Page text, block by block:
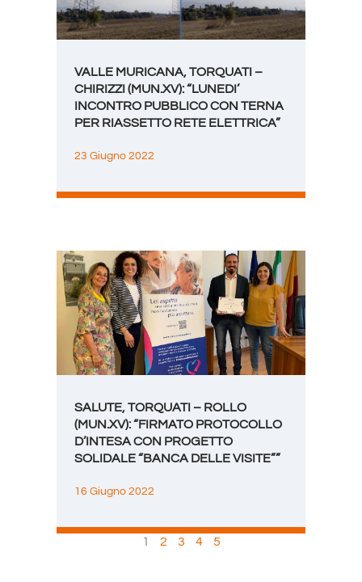
VALLE MURICANA, TORQUATI –
CHIRIZZI (MUN.XV): “LUNEDI’
INCONTRO PUBBLICO CON TERNA
PER RIASSETTO RETE ELETTRICA”
23 Giugno 2022
SALUTE, TORQUATI – ROLLO
(MUN.XV): “FIRMATO PROTOCOLLO
D’INTESA CON PROGETTO
SOLIDALE “BANCA DELLE VISITE””
16 Giugno 2022
1 2 3 4 5